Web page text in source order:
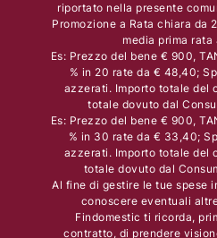
riportato nella presente
Promozione a Rata chiara da
media prima
Es: Prezzo del bene € 900,
% in 20 rate da € 48,40;
azzerati. Importo totale del
totale dovuto dal
Es: Prezzo del bene € 900,
% in 30 rate da € 33,40;
azzerati. Importo totale del
totale dovuto dal
Al fine di gestire le tue spese
conoscere eventuali
Findomestic ti ricorda,
contratto, di prendere